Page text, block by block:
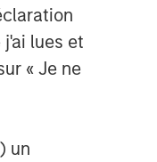
j'ai lues et
« Je ne
un